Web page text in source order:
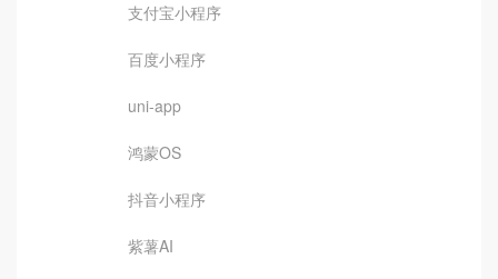
支付宝小程序
百度小程序
uni-app
鸿蒙OS
抖音小程序
紫薯AI